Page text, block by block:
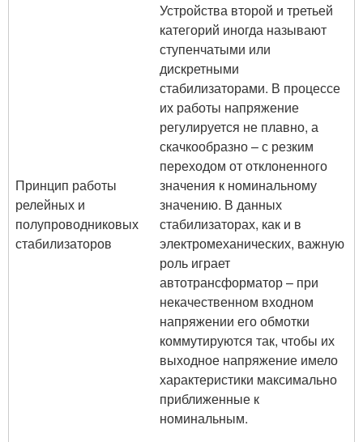
Принцип работы
релейных и
полупроводниковых
стабилизаторов
Устройства второй и третьей
категорий иногда называют
ступенчатыми или
дискретными
стабилизаторами. В процессе
их работы напряжение
регулируется не плавно, а
скачкообразно – с резким
переходом от отклоненного
значения к номинальному
значению. В данных
стабилизаторах, как и в
электромеханических, важную
роль играет
автотрансформатор – при
некачественном входном
напряжении его обмотки
коммутируются так, чтобы их
выходное напряжение имело
характеристики максимально
приближенные к
номинальным.